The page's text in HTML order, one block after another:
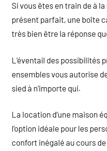
Si vous êtes en train de à
présent parfait, une boîte
très bien être la réponse
L’éventail des possibilités
ensembles vous autorise
sied à n’importe qui.
La location d’une maison
l’option idéale pour les
confort inégalé au cours